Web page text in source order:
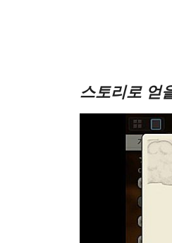
스토리로 얻